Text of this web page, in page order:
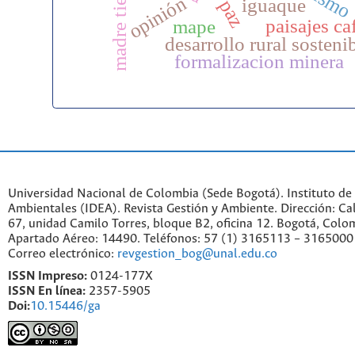
desarrollo rural
paisajes
iguaque
opinión
madre tierra formalizacion minera
mape
Universidad Nacional de Colombia (Sede Bogotá). Instituto de
Ambientales (IDEA). Revista Gestión y Ambiente. Dirección:
67, unidad Camilo Torres, bloque B2, oficina 12. Bogotá,
Apartado Aéreo: 14490. Teléfonos: 57 (1) 3165113 –
Correo electrónico: revgestion_bog@unal.edu.co
ISSN Impreso: 0124-177X
ISSN En línea: 2357-5905
Doi:10.15446/ga